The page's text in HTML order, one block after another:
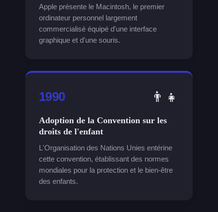
Apple présente le Macintosh, le premier
ordinateur personnel largement
commercialisé équipé d'une interface
graphique et d'une souris.
1990 👨👧
Adoption de la Convention sur les
droits de l'enfant
L'Organisation des Nations Unies entérine
cette convention, établissant des normes
mondiales pour la protection et le bien-être
des enfants.